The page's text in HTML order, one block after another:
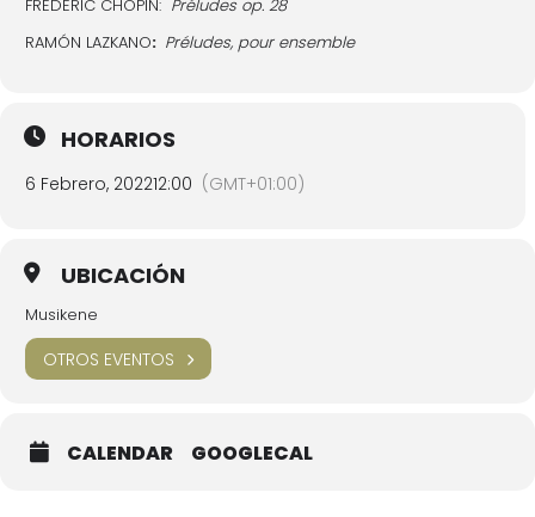
FREDERIC CHOPIN: Préludes op. 28
RAMÓN LAZKANO: Préludes, pour ensemble
HORARIOS
6 Febrero, 202212:00 (GMT+01:00)
UBICACIÓN
Musikene
OTROS EVENTOS
CALENDAR GOOGLECAL